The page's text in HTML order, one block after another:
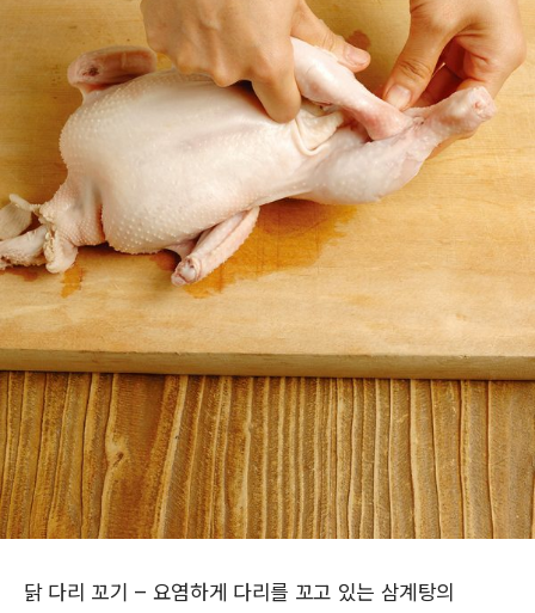
닭 다리 꼬기 – 요염하게 다리를 꼬고 있는 삼계탕의